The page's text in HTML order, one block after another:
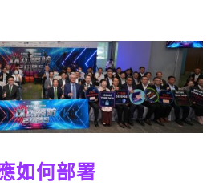
如何部署